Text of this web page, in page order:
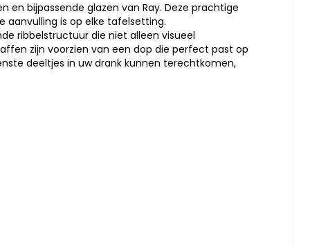
bijpassende glazen van Ray. Deze prachtige
is op elke tafelsetting.
ribbelstructuur die niet alleen visueel
zijn voorzien van een dop die perfect past op
deeltjes in uw drank kunnen terechtkomen,